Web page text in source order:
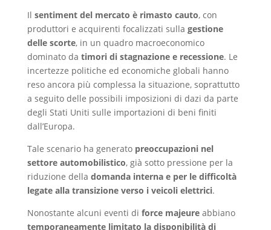
Il sentiment del mercato è rimasto cauto, con
produttori e acquirenti focalizzati sulla gestione
delle scorte, in un quadro macroeconomico
dominato da timori di stagnazione e recessione. Le
incertezze politiche ed economiche globali hanno
reso ancora più complessa la situazione, soprattutto
a seguito delle possibili imposizioni di dazi da parte
degli Stati Uniti sulle importazioni di beni finiti
dall’Europa.
Tale scenario ha generato preoccupazioni nel
settore automobilistico, già sotto pressione per la
riduzione della domanda interna e per le difficoltà
legate alla transizione verso i veicoli elettrici.
Nonostante alcuni eventi di force majeureabbiano
temporaneamente limitato la disponibilità di